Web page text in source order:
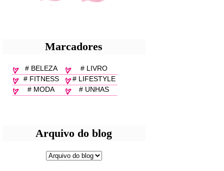
Marcadores
# BELEZA
# LIVRO
# FITNESS
# LIFESTYLE
# MODA
# UNHAS
Arquivo do blog